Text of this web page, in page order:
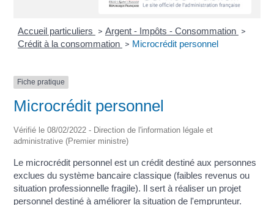
Accueil particuliers > Argent - Impôts - Consommation >
Crédit à la consommation > Microcrédit personnel
Fiche pratique
Microcrédit personnel
Vérifié le 08/02/2022 - Direction de l'information légale et
administrative (Premier ministre)
Le microcrédit personnel est un crédit destiné aux personnes
exclues du système bancaire classique (faibles revenus ou
situation professionnelle fragile). Il sert à réaliser un projet
personnel destiné à améliorer la situation de l'emprunteur.